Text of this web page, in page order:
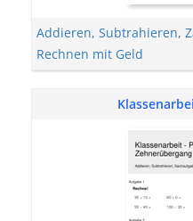
Addieren, Subtrahieren,
Rechnen mit Geld